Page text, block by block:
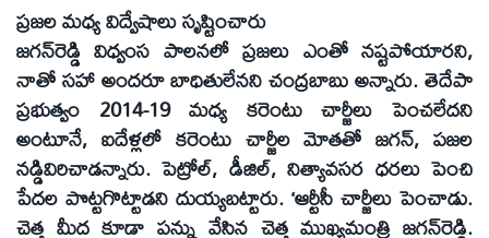
ప్రజల మధ్య విద్వేషాలు సృష్టించారు
జగన్‌రెడ్డి విధ్వంస పాలనలో ప్రజలు ఎంతో నష్టపోయారని,
నాతో సహా అందరూ బాధితులేనని చంద్రబాబు అన్నారు. తెదేపా
ప్రభుత్వం 2014-19 మధ్య కరెంటు చార్జీలు పెంచలేదని
అంటూనే, ఐదేళ్లలో కరెంటు చార్జీల మోతతో జగన్‌, పజల
నడ్డివిరిచాడన్నారు. పెట్రోల్‌, డీజిల్‌, నిత్యావసర ధరలు పెంచి
పేదల పొట్టగొట్టాడని దుయ్యబట్టారు. ‘ఆర్టీసీ చార్జీలు పెంచాడు.
చెత్త మీద కూడా పన్ను వేసిన చెత్త ముఖ్యమంత్రి జగన్‌రెడ్డి.